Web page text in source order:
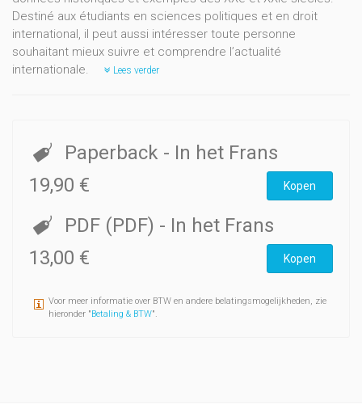
Destiné aux étudiants en sciences politiques et en droit
international, il peut aussi intéresser toute personne
souhaitant mieux suivre et comprendre l’actualité
internationale.
Lees verder
Paperback - In het Frans
19,90 €
Kopen
PDF (PDF) - In het Frans
13,00 €
Kopen
Voor meer informatie over BTW en andere belatingsmogelijkheden, zie
hieronder "Betaling & BTW".